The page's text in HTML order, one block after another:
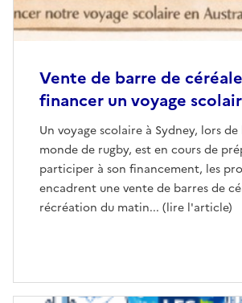
Vente de barre de
financer un voyage
Un voyage scolaire à Sydney, lors
monde de rugby, est en cours de
participer à son financement, les
encadrent une vente de barres de
récréation du matin... (lire l'article)